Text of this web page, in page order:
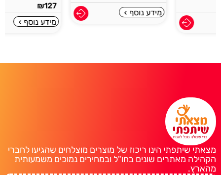
מידע נוסף
₪127
מידע נוסף
מצאתי שיתפתי הינו ריכוז של מוצרים מוצלחים שהגיעו לחברי
הקהילה מאתרים שונים בחו"ל ובמחירים נמוכים משמעותית
מהארץ.